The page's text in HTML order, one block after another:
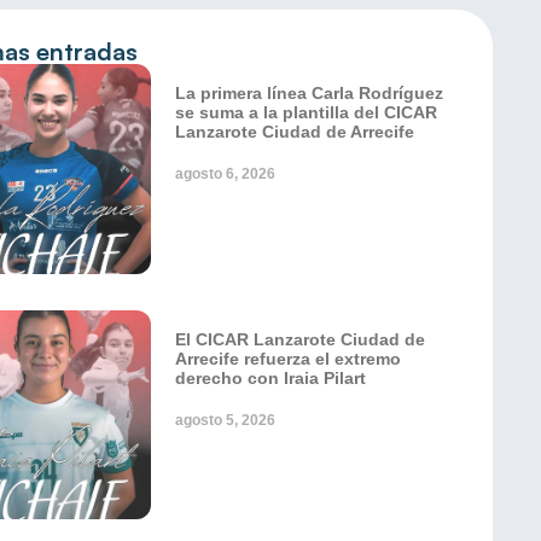
entradas
La primera línea Carla Rodríguez
se suma a la plantilla del CICAR
Lanzarote Ciudad de Arrecife
agosto 6, 2026
El CICAR Lanzarote Ciudad de
Arrecife refuerza el extremo
derecho con Iraia Pilart
agosto 5, 2026